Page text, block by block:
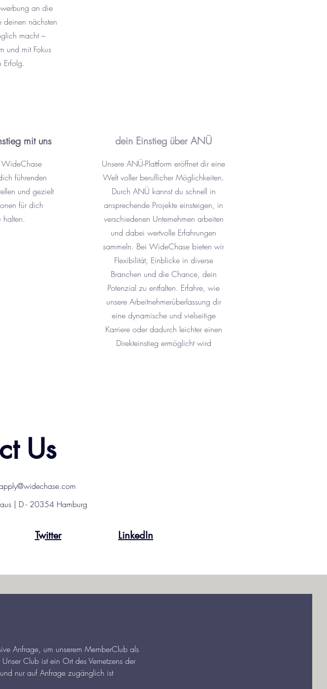
an die
nächsten
macht –
und mit Fokus
Erfolg.
mit uns
WideChase
führenden
und gezielt
für dich
halten.
dein Einstieg über ANÜ
Unsere ANÜ-Plattform eröffnet dir eine
Welt voller beruflicher Möglichkeiten.
Durch ANÜ kannst du schnell in
ansprechende Projekte einsteigen, in
verschiedenen Unternehmen arbeiten
und dabei wertvolle Erfahrungen
sammeln. Bei WideChase bieten wir
Flexibilität, Einblicke in diverse
Branchen und die Chance, dein
Potenzial zu entfalten. Erfahre, wie
unsere Arbeitnehmerüberlassung dir
eine dynamische und vielseitige
Karriere oder dadurch leichter einen
Direkteinstieg ermöglicht wird
Us
| D - 20354 Hamburg
Twitter LinkedIn
Anfrage, um unserem MemberClub als
Club ist ein Ort des Vernetzens der
nur auf Anfrage zugänglich ist